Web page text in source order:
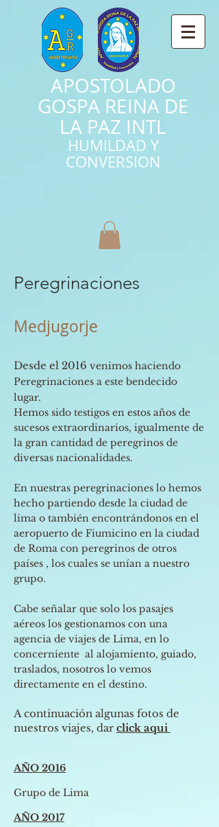
APOSTOLADO
GOSPA REINA DE
LA PAZ INTL
HUMILDAD Y
CONVERSION
Peregrinaciones
Medjugorje
Desde el 2016 venimos haciendo
Peregrinaciones a este bendecido
lugar.
Hemos sido testigos en estos años de
sucesos extraordinarios, igualmente de
la gran cantidad de peregrinos de
diversas nacionalidades.
En nuestras peregrinaciones lo hemos
hecho partiendo desde la ciudad de
lima o también encontrándonos en el
aeropuerto de Fiumicino en la ciudad
de Roma con peregrinos de otros
países , los cuales se unían a nuestro
grupo.
Cabe señalar que solo los pasajes
aéreos los gestionamos con una
agencia de viajes de Lima, en lo
concerniente al alojamiento, guiado,
traslados, nosotros lo vemos
directamente en el destino.
A continuación algunas fotos de
nuestros viajes, dar click aqui
AÑO 2016
Grupo de Lima
AÑO 2017